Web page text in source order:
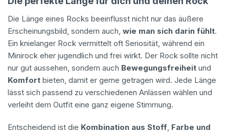
Die Länge eines Rocks beeinflusst nicht nur das äußere
Erscheinungsbild, sondern auch, wie man sich darin fühlt.
Ein knielanger Rock vermittelt oft Seriosität, während ein
Minirock eher jugendlich und frei wirkt. Der Rock sollte nicht
nur gut aussehen, sondern auch Bewegungsfreiheit und
Komfort bieten, damit er gerne getragen wird. Jede Länge
lässt sich passend zu verschiedenen Anlässen wählen und
verleiht dem Outfit eine ganz eigene Stimmung.
Entscheidend ist die Kombination aus Stoff, Farbe und